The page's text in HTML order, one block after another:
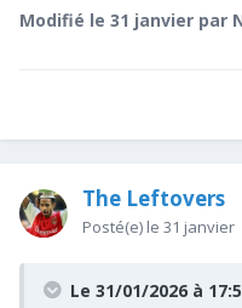
Modifié le 31 janvier par
The Leftovers
Posté(e) le 31 janvier
Le 31/01/2026 à